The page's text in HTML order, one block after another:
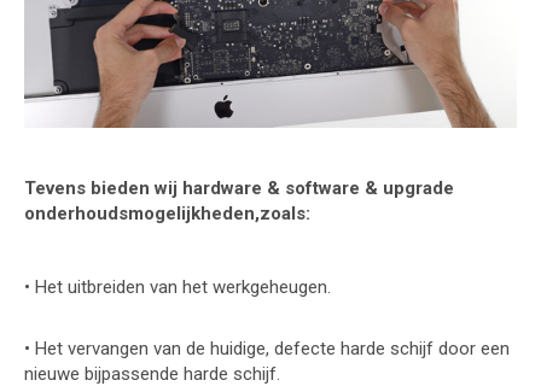
Tevens bieden wij hardware & software & upgrade
onderhoudsmogelijkheden,zoals:
• Het uitbreiden van het werkgeheugen.
• Het vervangen van de huidige, defecte harde schijf door een
nieuwe bijpassende harde schijf.